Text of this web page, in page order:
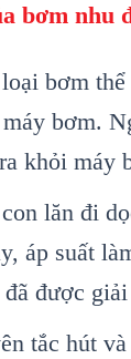
bơm nhu
bơm
bơm.
khỏi máy
lăn đi
áp suất
được
tắc hút